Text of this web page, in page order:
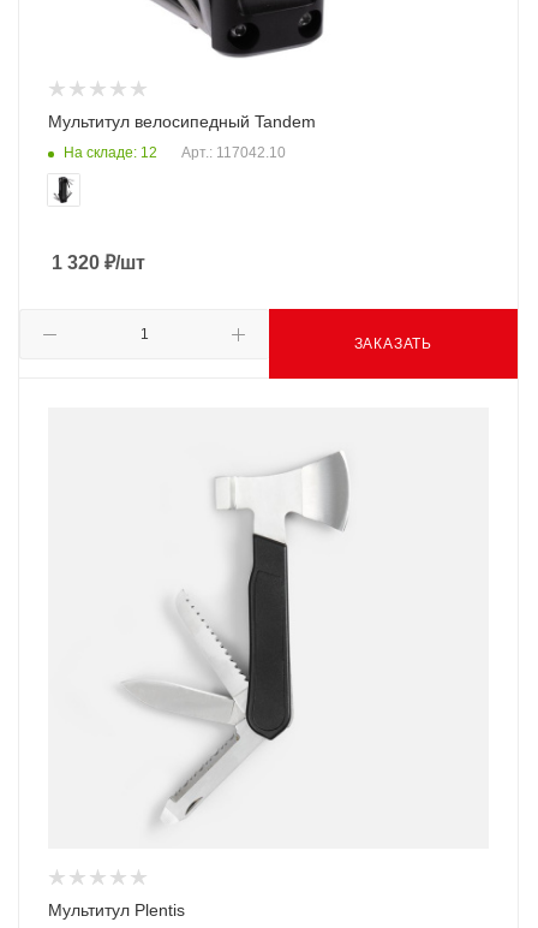
Мультитул велосипедный Tandem
На складе: 12 Арт.: 117042.10
1 320 ₽/шт
ЗАКАЗАТЬ
Мультитул Plentis